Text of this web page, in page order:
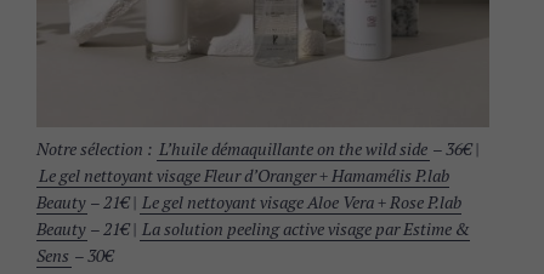
Notre sélection : L’huile démaquillante on the wild side – 36€ |
Le gel nettoyant visage Fleur d’Oranger + Hamamélis P.lab
Beauty – 21€ | Le gel nettoyant visage Aloe Vera + Rose P.lab
Beauty – 21€ | La solution peeling active visage par Estime &
Sens – 30€